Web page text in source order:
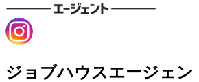
ジョブハウスエージェン